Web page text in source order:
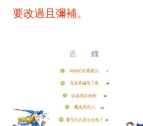
要改過且彌補。